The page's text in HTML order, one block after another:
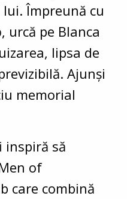
Împreună cu
urcă pe Blanca
lipsa de
Ajunși
memorial
inspiră să
of
care combină